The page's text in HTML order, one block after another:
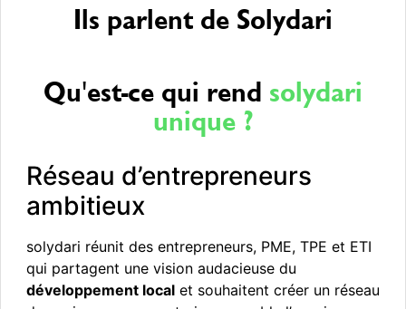
Ils parlent de Solydari
Qu'est-ce qui rend solydari
unique ?
Réseau d’entrepreneurs
ambitieux
solydari réunit des entrepreneurs, PME, TPE et ETI
qui partagent une vision audacieuse du
développement localet souhaitent créer un réseau